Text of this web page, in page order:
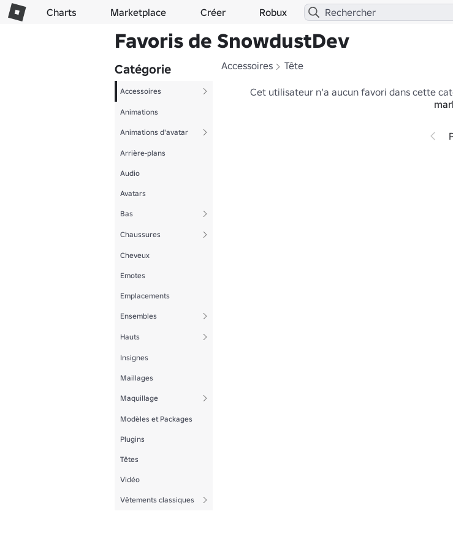
Charts Marketplace Créer Robux
Favoris de SnowdustDev
Catégorie
Accessoires
Animations
Animations d'avatar
Arrière-plans
Audio
Avatars
Bas
Chaussures
Cheveux
Emotes
Emplacements
Ensembles
Hauts
Insignes
Maillages
Maquillage
Modèles et Packages
Plugins
Têtes
Vidéo
Vêtements classiques
Accessoires Tête
Cet utilisateur n'a aucun favori dans cette